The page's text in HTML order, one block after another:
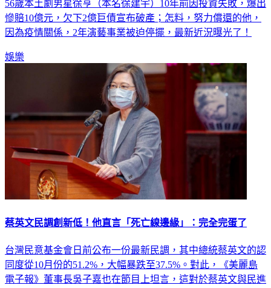
56歲本土劇男星徐亨（本名徐建宇）10年前因投資失敗，爆出
慘賠10億元，欠下2億巨債宣布破產；怎料，努力償還的他，
因為疫情關係，2年演藝事業被迫停擺，最新近況曝光了！
娛樂
蔡英文民調創新低！他直言「死亡線邊緣」：完全完蛋了
台灣民意基金會日前公布一份最新民調，其中總統蔡英文的認
同度從10月份的51.2%，大幅暴跌至37.5%。對此，《美麗島
電子報》董事長吳子嘉也在節目上坦言，這對於蔡英文與民進